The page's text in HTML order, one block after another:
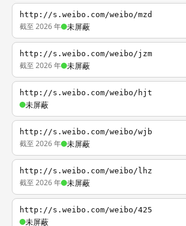
http://s.weibo.com/weibo/mzd
截至 2026 年 未屏蔽
http://s.weibo.com/weibo/jzm
截至 2026 年 未屏蔽
http://s.weibo.com/weibo/hjt
未屏蔽
http://s.weibo.com/weibo/wjb
截至 2026 年 未屏蔽
http://s.weibo.com/weibo/lhz
截至 2026 年 未屏蔽
http://s.weibo.com/weibo/425
未屏蔽